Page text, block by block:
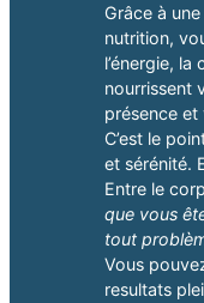
Grâce à
nutrition,
l’énergie,
nourrissent
présence et
C’est le
et sérénité.
Entre le
que vous
tout
Vous
resultats